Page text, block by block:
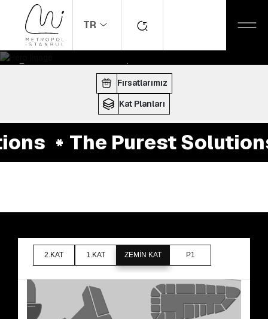
TR
ANASAYFA MAĞAZALAR
The Purest Solutions
ÇALIŞMA SAATLERI:10:00 - 22:00
Fırsatlarımız
Kat Planları
The Purest